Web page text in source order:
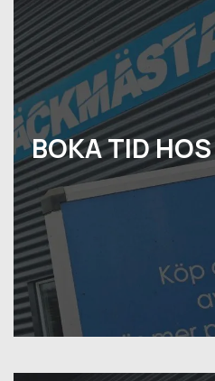
BOKA TID